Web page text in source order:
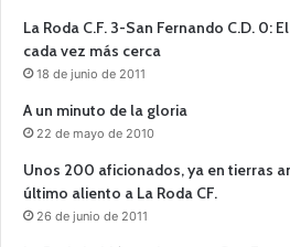
La Roda C.F. 3-San Fernando C.D. 0:
cada vez más cerca
18 de junio de 2011
A un minuto de la gloria
22 de mayo de 2010
Unos 200 aficionados, ya en tierras
último aliento a La Roda CF.
26 de junio de 2011